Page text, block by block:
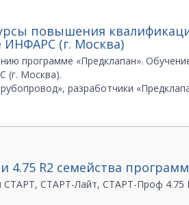
повышения
ИНФАРС (г. Москва)
программе «Предклапан».
(г. Москва).
разработчики
курсов:
R2 семейства
СТАРТ-Лайт, СТАРТ-Проф 4.75